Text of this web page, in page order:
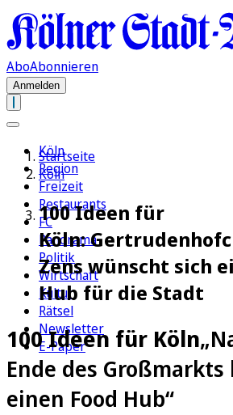
AboAbonnieren
Anmelden
Köln
Region
Freizeit
Restaurants
FC
Panorama
Politik
Wirtschaft
Kultur
Rätsel
Newsletter
E-Paper
Startseite
Köln
100 Ideen für
Köln:
Zens wünscht sich
Hub für die Stadt
100 Ideen für Köln
Ende des
einen Food Hub“